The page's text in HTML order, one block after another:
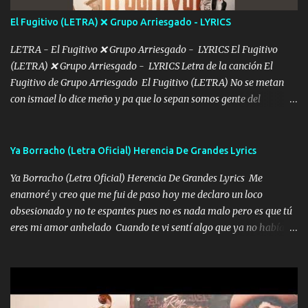
tú mi hermosa La que me alegra los días y sigo tomando Y
pensar... Que tú ya no vas a estar Pasarán... Solito me dejaras
Intentar... ...
El Fugitivo (LETRA) ❌ Grupo Arriesgado - LYRICS
LETRA - El Fugitivo ❌ Grupo Arriesgado - LYRICS El Fugitivo
(LETRA) ❌ Grupo Arriesgado - LYRICS Letra de la canción El
Fugitivo de Grupo Arriesgado El Fugitivo (LETRA) No se metan
con ismael lo dice meño y pa que lo sepan somos gente del
grande traemos la bandera 04 se oye por los radios y bien
ofrece también peleam'os bien atentó el compa huicho la corta al
cinto y radios colgados cuando salimos del rancho carros
blindándos y bien equipados no somos gente de problemas pero
defendemos muy bien nuestra tierra buena sombra nos cobija y el
porque lo estimo y lo quiero ami lado vivi...
Ya Borracho (Letra Oficial) Herencia De Grandes Lyrics
Ya Borracho (Letra Oficial) Herencia De Grandes Lyrics Me
enamoré y creo que me fui de paso hoy me declaro un loco
obsesionado y no te espantes pues no es nada malo pero es que tú
eres mi amor anhelado Cuando te vi sentí algo que ya no había
cariño de mi alma Que pa febrero vendré frente a ti con mis